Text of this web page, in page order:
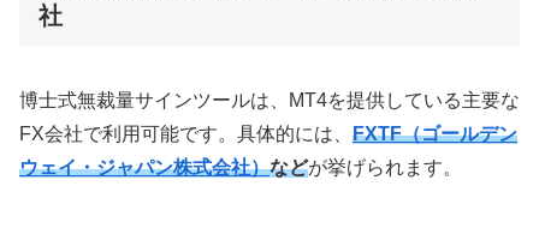
社
博士式無裁量サインツールは、 MT4を提供している主要な
FX会社で利用可能です。具体的には、 FXTF（ゴールデン
ウェイ・ジャパン株式会社）などが挙げられます。